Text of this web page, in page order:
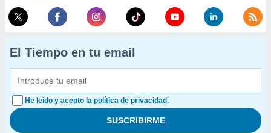
El Tiempo en tu email
He leído y acepto la política de privacidad.